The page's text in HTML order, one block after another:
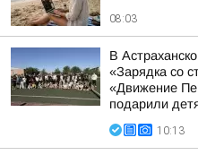
08:03
В
«Зарядка со
«Движение
подарили
10:13